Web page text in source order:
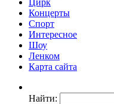
Цирк
Концерты
Спорт
Интересное
Шоу
Ленком
Карта сайта
Найти: